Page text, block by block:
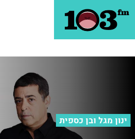
ינון מגל ובן כספית